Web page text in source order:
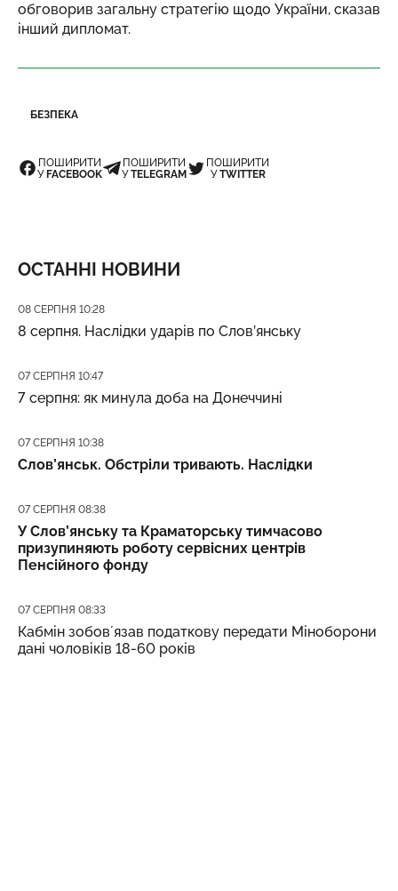
обговорив загальну стратегію щодо України, сказав
інший дипломат.
БЕЗПЕКА
ПОШИРИТИ
У FACEBOOK
ПОШИРИТИ
УTELEGRAM
ПОШИРИТИ
УTWITTER
ОСТАННІ НОВИНИ
Дата публікації
08 СЕРПНЯ 10:28
8 серпня. Наслідки ударів по Слов’янську
Дата публікації
07 СЕРПНЯ 10:47
7 серпня: як минула доба на Донеччині
Дата публікації
07 СЕРПНЯ 10:38
Слов’янськ. Обстріли тривають. Наслідки
Дата публікації
07 СЕРПНЯ 08:38
У Слов’янську та Краматорську тимчасово
призупиняють роботу сервісних центрів
Пенсійного фонду
Дата публікації
07 СЕРПНЯ 08:33
Кабмін зобовʼязав податкову передати Міноборони
дані чоловіків 18-60 років